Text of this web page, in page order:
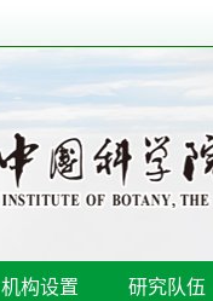
机构设置 研究队伍